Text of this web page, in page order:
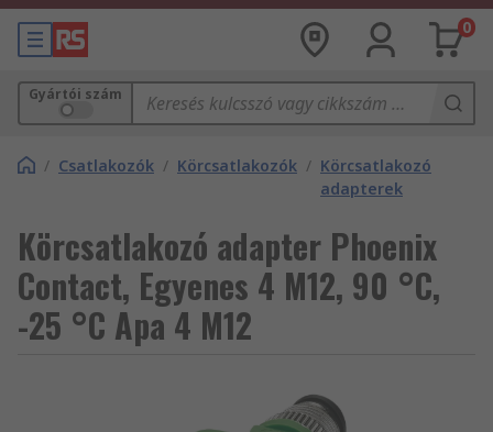
0
Gyártói szám
/ Csatlakozók / Körcsatlakozók / Körcsatlakozó
adapterek
Körcsatlakozó adapter Phoenix
Contact, Egyenes 4 M12, 90 °C,
-25 °C Apa 4 M12